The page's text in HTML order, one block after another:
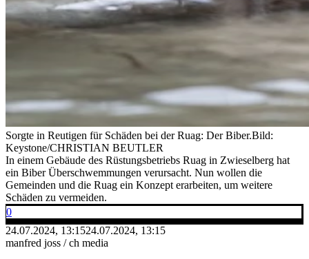
Sorgte in Reutigen für Schäden bei der Ruag: Der Biber.Bild:
Keystone/CHRISTIAN BEUTLER
In einem Gebäude des Rüstungsbetriebs Ruag in Zwieselberg hat
ein Biber Überschwemmungen verursacht. Nun wollen die
Gemeinden und die Ruag ein Konzept erarbeiten, um weitere
Schäden zu vermeiden.
0
24.07.2024, 13:1524.07.2024, 13:15
manfred joss / ch media